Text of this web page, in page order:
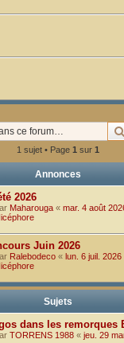
1 sujet • Page 1 sur 1
Annonces
2026
Maharouga « mar. 4 août
Juin 2026
Ralebodeco « lun. 6 juil. 2026
Sujets
dans les remorques
TORRENS 1988 « jeu. 29